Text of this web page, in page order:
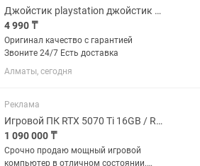
Джойстик playstation джойстик дуалшок контроллер геймпад джойстик оригинал
4 990 ₸
Оригинал качество с гарантией
Звоните 24/7 Есть доставка
Алматы, сегодня
Реклама
Игровой ПК RTX 5070 Ti 16GB / Ryzen 7 5700X3D / 64GB / NVMe / Водянка,Wi-Fi
1 090 000 ₸
Срочно продаю мощный игровой
компьютер в отличном состоянии.